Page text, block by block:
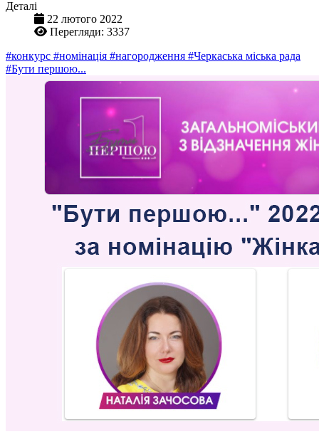
Деталі
22 лютого 2022
Перегляди: 3337
#конкурс #номінація #нагородження #Черкаська міська рада
#Бути першою...